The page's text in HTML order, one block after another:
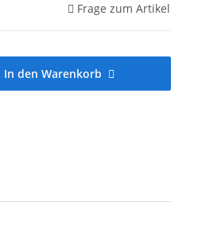
Frage zum Artikel
In den Warenkorb